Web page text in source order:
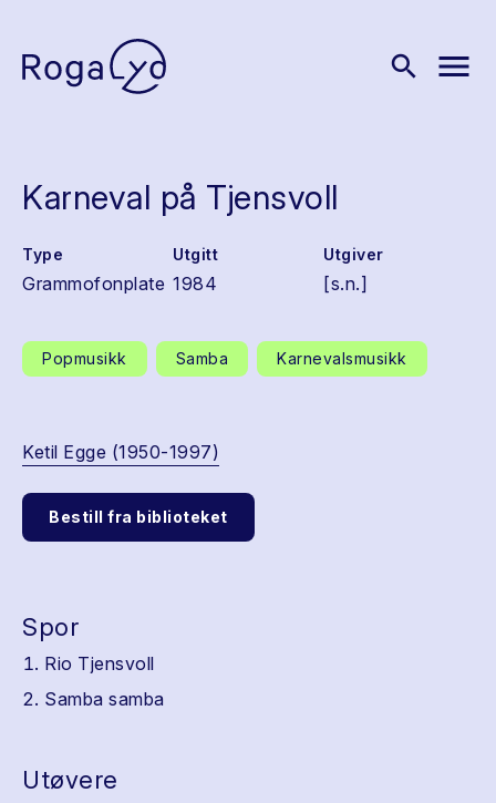
search menu
Karneval på Tjensvoll
Type
Grammofonplate
Utgitt
1984
Utgiver
[s.n.]
Popmusikk Samba Karnevalsmusikk
Ketil Egge (1950-1997)
Bestill fra biblioteket
Spor
Rio Tjensvoll
Samba samba
Utøvere